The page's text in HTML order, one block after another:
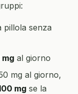
pillola senza
al giorno
mg al giorno,
mg se la